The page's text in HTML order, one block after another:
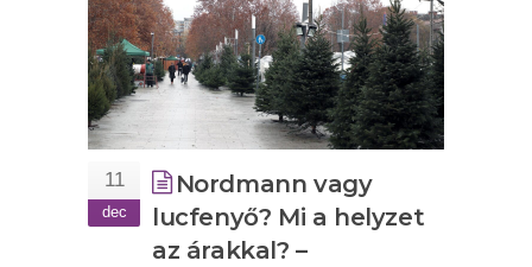
11
dec
Nordmann vagy
lucfenyő? Mi a helyzet
az árakkal? –